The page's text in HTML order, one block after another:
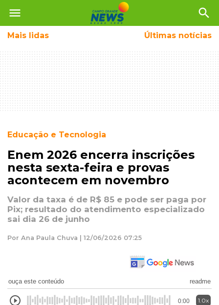
menu search
Mais lidas Últimas notícias
Educação e Tecnologia
Enem 2026 encerra inscrições
nesta sexta-feira e provas
acontecem em novembro
Valor da taxa é de R$ 85 e pode ser paga por
Pix; resultado do atendimento especializado
sai dia 26 de junho
Por Ana Paula Chuva | 12/06/2026 07:25
ouça este conteúdo readme
0:00 1.0x